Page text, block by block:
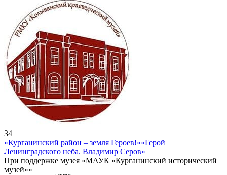
34
«Курганинский район – земля Героев!»«Герой
Ленинградского неба. Владимир Серов»
При поддержке музея «МАУК «Курганинский исторический
музей»»